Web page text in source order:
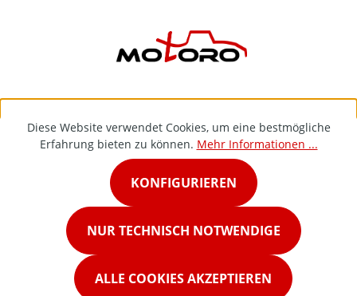
Diese Website verwendet Cookies, um eine bestmögliche
Erfahrung bieten zu können. Mehr Informationen ...
NUR TECHNISCH NOTWENDIGE
KONFIGURIEREN
ALLE COOKIES AKZEPTIEREN